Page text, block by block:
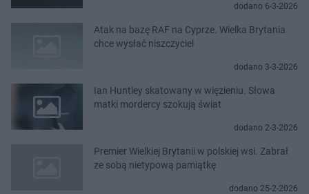
dodano 6-3-2026
Atak na bazę RAF na Cyprze. Wielka Brytania
chce wysłać niszczyciel
dodano 3-3-2026
Ian Huntley skatowany w więzieniu. Słowa
matki mordercy szokują świat
dodano 2-3-2026
Premier Wielkiej Brytanii w polskiej wsi. Zabrał
ze sobą nietypową pamiątkę
dodano 25-2-2026